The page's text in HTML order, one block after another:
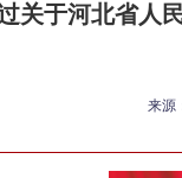
关于河北省人
来源